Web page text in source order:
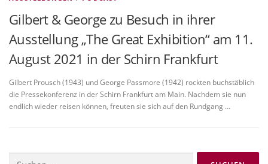
Gilbert & George zu Besuch in ihrer
Ausstellung „The Great Exhibition“ am 11.
August 2021 in der Schirn Frankfurt
Gilbert Prousch (1943) und George Passmore (1942) rockten buchstäblich
die Pressekonferenz in der Schirn Frankfurt am Main. Nachdem sie nun
endlich wieder reisen können, freuten sie sich auf den Rundgang …